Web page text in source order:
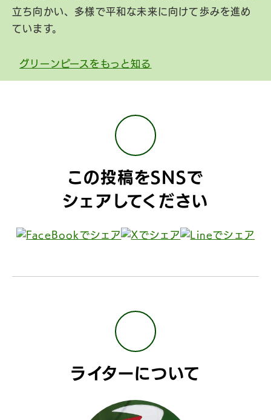
立ち向かい、多様で平和な未来に向けて歩みを進め
ています。
グリーンピースをもっと知る
この投稿をSNSで
シェアしてください
ライターについて